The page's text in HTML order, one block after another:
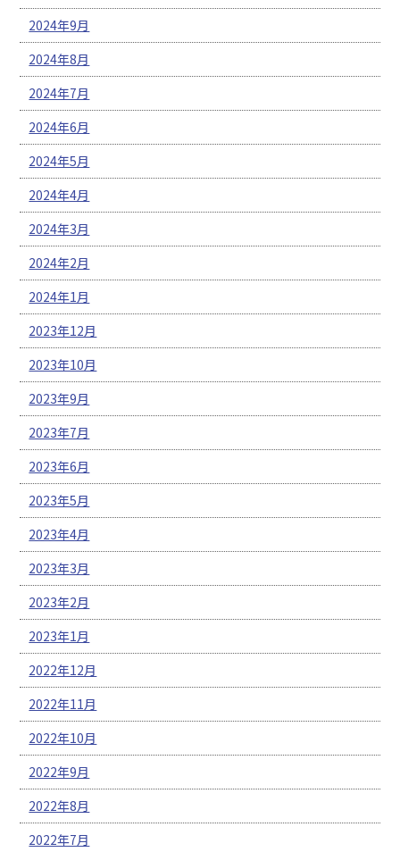
2024年9月
2024年8月
2024年7月
2024年6月
2024年5月
2024年4月
2024年3月
2024年2月
2024年1月
2023年12月
2023年10月
2023年9月
2023年7月
2023年6月
2023年5月
2023年4月
2023年3月
2023年2月
2023年1月
2022年12月
2022年11月
2022年10月
2022年9月
2022年8月
2022年7月